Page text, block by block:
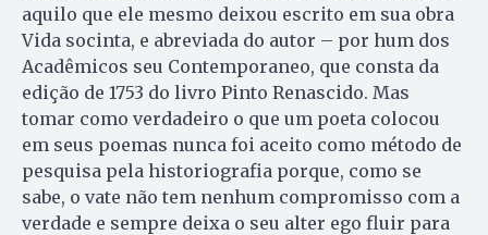
aquilo que ele mesmo deixou escrito em sua obra
Vida socinta, e abreviada do autor – por hum dos
Acadêmicos seu Contemporaneo, que consta da
edição de 1753 do livro Pinto Renascido. Mas
tomar como verdadeiro o que um poeta colocou
em seus poemas nunca foi aceito como método de
pesquisa pela historiografia porque, como se
sabe, o vate não tem nenhum compromisso com a
verdade e sempre deixa o seu alter ego fluir para